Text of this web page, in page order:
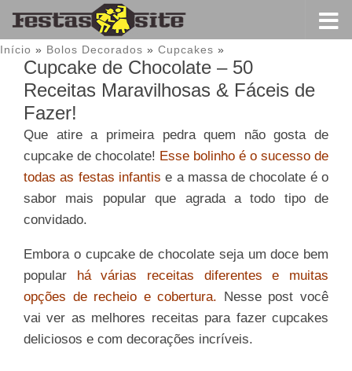
Início » Bolos Decorados » Cupcakes »
Cupcake de Chocolate – 50
Receitas Maravilhosas & Fáceis de
Fazer!
Que atire a primeira pedra quem não gosta de
cupcake de chocolate! Esse bolinho é o sucesso de
todas as festas infantise a massa de chocolate é o
sabor mais popular que agrada a todo tipo de
convidado.
Embora o cupcake de chocolate seja um doce bem
popular há várias receitas diferentes e muitas
opções de recheio e cobertura. Nesse post você
vai ver as melhores receitas para fazer cupcakes
deliciosos e com decorações incríveis.